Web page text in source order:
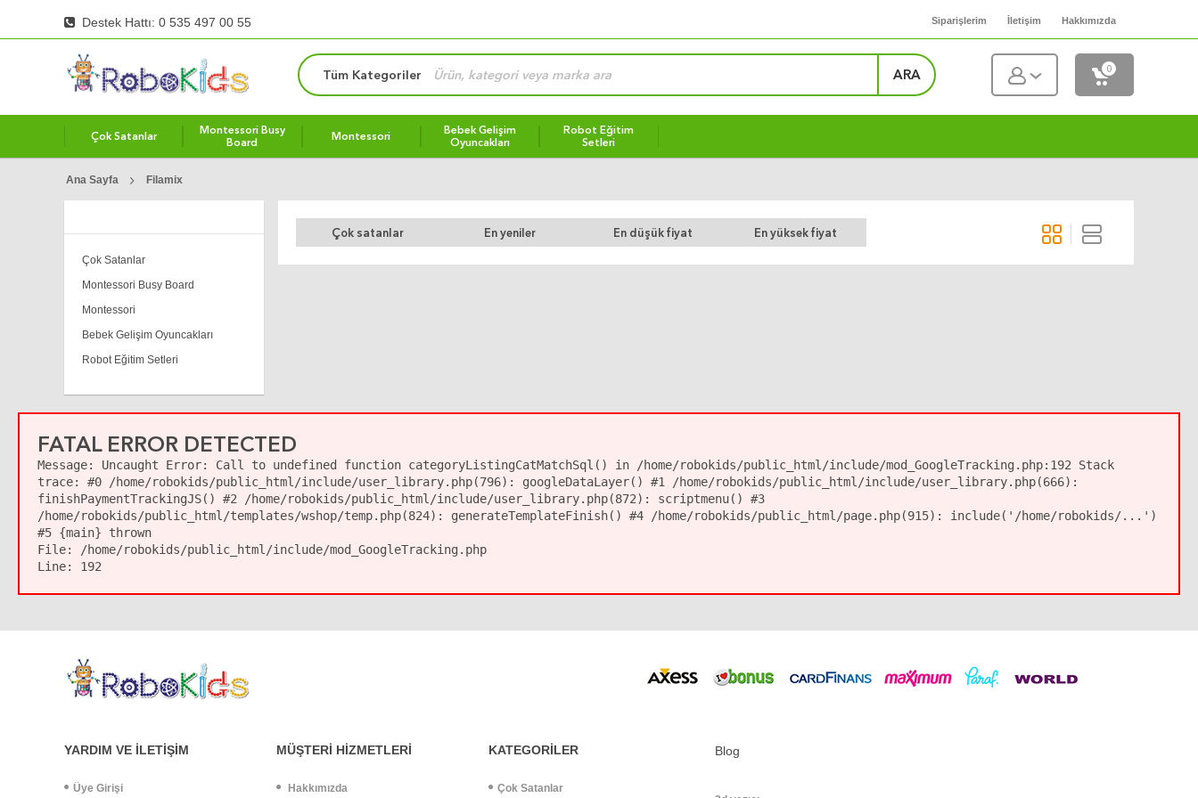
Destek Hattı: 0 535 497 00 55 Siparişlerim İletişim Hakkımızda
Tüm Kategoriler ARA 0
Çok Satanlar
Montessori Busy
Board
Montessori
Bebek Gelişim
Oyuncakları
Robot Eğitim
Setleri
Ana Sayfa Filamix
Çok Satanlar
Montessori Busy Board
Montessori
Bebek Gelişim Oyuncakları
Robot Eğitim Setleri
Çok satanlar En yeniler En düşük fiyat En yüksek fiyat
FATAL ERROR DETECTED
Message:
Uncaught Error: Call to undefined function categoryListingCatMatchSql() in /home/robokids/public_html/include/mod_GoogleTracking.php:192 Stack
trace: #0 /home/robokids/public_html/include/user_library.php(796): googleDataLayer() #1 /home/robokids/public_html/include/user_library.php(666):
finishPaymentTrackingJS() #2 /home/robokids/public_html/include/user_library.php(872): scriptmenu() #3
/home/robokids/public_html/templates/wshop/temp.php(824): generateTemplateFinish() #4 /home/robokids/public_html/page.php(915): include('/home/robokids/...')
#5 {main} thrown
File:
/home/robokids/public_html/include/mod_GoogleTracking.php
Line:
192
YARDIM VE İLETİŞİM
Üye Girişi
MÜŞTERİ HİZMETLERİ
Hakkımızda
KATEGORİLER
Çok Satanlar
Blog